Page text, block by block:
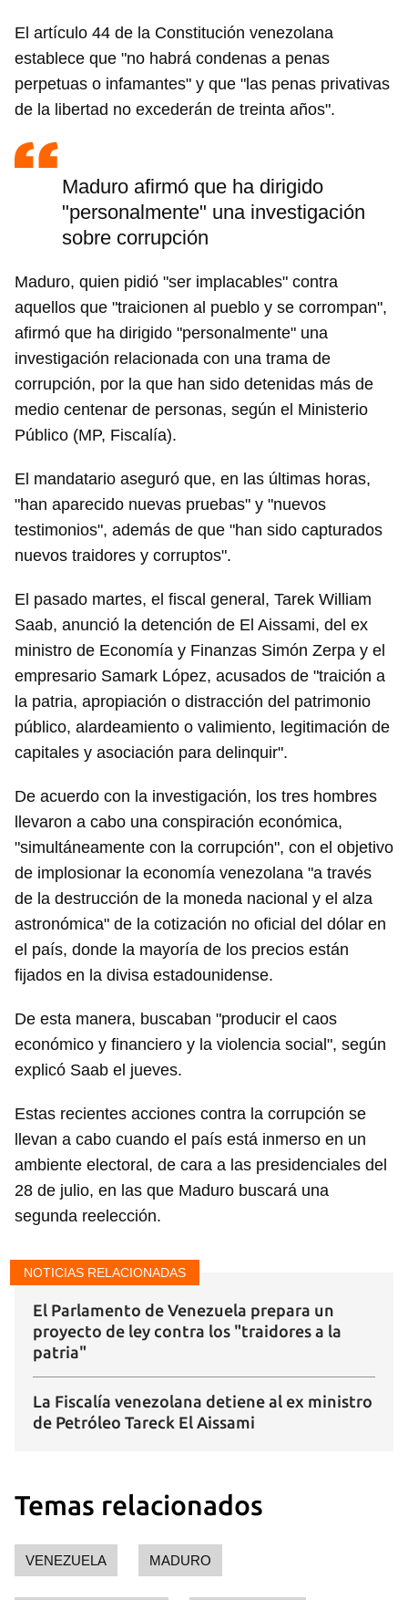
Para poder guardar como favorito, primero has de
iniciar sesión con tu cuenta de 14ymedio.
El artículo 44 de la Constitución venezolana
establece que "no habrá condenas a penas
perpetuas o infamantes" y que "las penas privativas
de la libertad no excederán de treinta años".
Maduro afirmó que ha dirigido
"personalmente" una investigación
sobre corrupción
Maduro, quien pidió "ser implacables" contra
aquellos que "traicionen al pueblo y se corrompan",
afirmó que ha dirigido "personalmente" una
investigación relacionada con una trama de
corrupción, por la que han sido detenidas más de
medio centenar de personas, según el Ministerio
Público (MP, Fiscalía).
El mandatario aseguró que, en las últimas horas,
"han aparecido nuevas pruebas" y "nuevos
testimonios", además de que "han sido capturados
nuevos traidores y corruptos".
El pasado martes, el fiscal general, Tarek William
Saab, anunció la detención de El Aissami, del ex
ministro de Economía y Finanzas Simón Zerpa y el
empresario Samark López, acusados de "traición a
la patria, apropiación o distracción del patrimonio
público, alardeamiento o valimiento, legitimación de
capitales y asociación para delinquir".
De acuerdo con la investigación, los tres hombres
llevaron a cabo una conspiración económica,
"simultáneamente con la corrupción", con el objetivo
de implosionar la economía venezolana "a través
de la destrucción de la moneda nacional y el alza
astronómica" de la cotización no oficial del dólar en
el país, donde la mayoría de los precios están
fijados en la divisa estadounidense.
De esta manera, buscaban "producir el caos
económico y financiero y la violencia social", según
explicó Saab el jueves.
Estas recientes acciones contra la corrupción se
llevan a cabo cuando el país está inmerso en un
ambiente electoral, de cara a las presidenciales del
28 de julio, en las que Maduro buscará una
segunda reelección.
NOTICIAS RELACIONADAS
El Parlamento de Venezuela prepara un
proyecto de ley contra los "traidores a la
patria"
La Fiscalía venezolana detiene al ex ministro
de Petróleo Tareck El Aissami
Temas relacionados
VENEZUELA MADURO